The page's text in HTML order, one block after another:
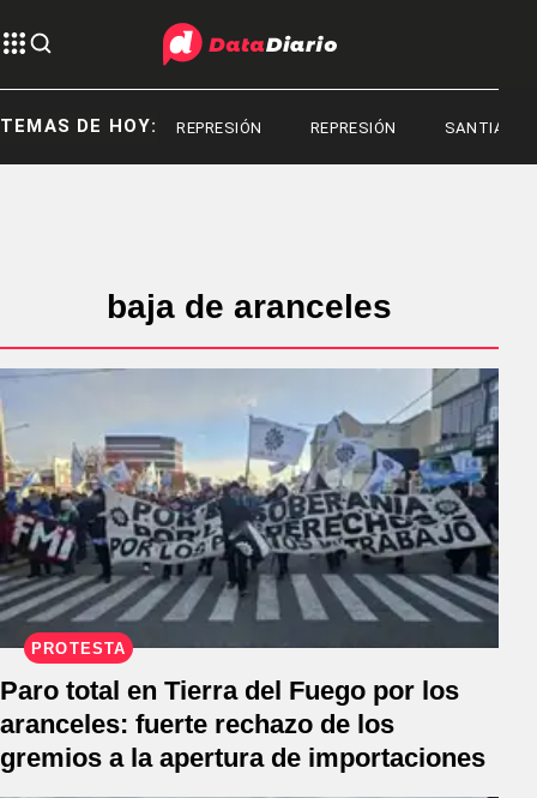
TEMAS DE HOY: REPRESIÓN REPRESIÓN SANTIAGO
baja de aranceles
PROTESTA
Paro total en Tierra del Fuego por los
aranceles: fuerte rechazo de los
gremios a la apertura de importaciones